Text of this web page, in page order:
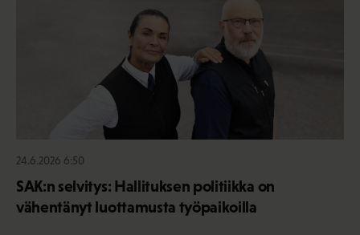
24.6.2026 6:50
SAK:n selvitys: Hallituksen politiikka on
vähentänyt luottamusta työpaikoilla